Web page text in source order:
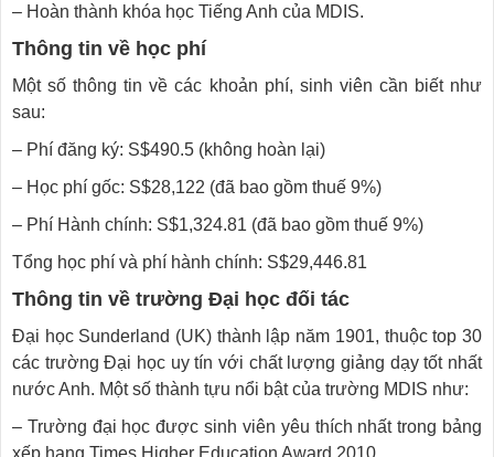
– Hoàn thành khóa học Tiếng Anh của MDIS.
Thông tin về học phí
Một số thông tin về các khoản phí, sinh viên cần biết như
sau:
– Phí đăng ký: S$490.5 (không hoàn lại)
– Học phí gốc: S$28,122 (đã bao gồm thuế 9%)
– Phí Hành chính: S$1,324.81 (đã bao gồm thuế 9%)
Tổng học phí và phí hành chính: S$29,446.81
Thông tin về trường Đại học đối tác
Đại học Sunderland (UK) thành lập năm 1901, thuộc top 30
các trường Đại học uy tín với chất lượng giảng dạy tốt nhất
nước Anh. Một số thành tựu nổi bật của trường MDIS như:
– Trường đại học được sinh viên yêu thích nhất trong bảng
xếp hạng Times Higher Education Award 2010